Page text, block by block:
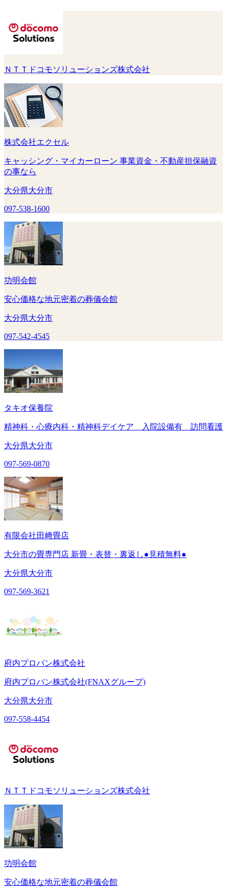
ＮＴＴドコモソリューションズ株式会社
株式会社エクセル
キャッシング・マイカーローン 事業資金・不動産担保融資
の事なら
大分県大分市
097-538-1600
功明会館
安心価格な地元密着の葬儀会館
大分県大分市
097-542-4545
タキオ保養院
精神科・心療内科・精神科デイケア 入院設備有 訪問看護
大分県大分市
097-569-0870
有限会社田﨑畳店
大分市の畳専門店 新畳・表替・裏返し●見積無料●
大分県大分市
097-569-3621
府内プロパン株式会社
府内プロパン株式会社(FNAXグループ)
大分県大分市
097-558-4454
ＮＴＴドコモソリューションズ株式会社
功明会館
安心価格な地元密着の葬儀会館